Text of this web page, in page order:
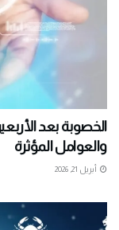
الخصوبة بعد
والعوامل المؤثرة
أبريل 21, 2026